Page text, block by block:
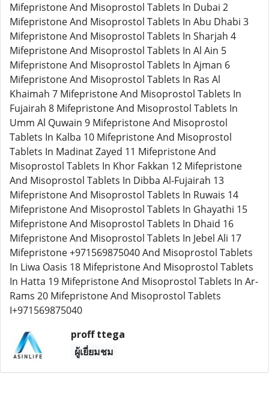
Mifepristone And Misoprostol Tablets In Dubai 2
Mifepristone And Misoprostol Tablets In Abu Dhabi 3
Mifepristone And Misoprostol Tablets In Sharjah 4
Mifepristone And Misoprostol Tablets In Al Ain 5
Mifepristone And Misoprostol Tablets In Ajman 6
Mifepristone And Misoprostol Tablets In Ras Al
Khaimah 7 Mifepristone And Misoprostol Tablets In
Fujairah 8 Mifepristone And Misoprostol Tablets In
Umm Al Quwain 9 Mifepristone And Misoprostol
Tablets In Kalba 10 Mifepristone And Misoprostol
Tablets In Madinat Zayed 11 Mifepristone And
Misoprostol Tablets In Khor Fakkan 12 Mifepristone
And Misoprostol Tablets In Dibba Al-Fujairah 13
Mifepristone And Misoprostol Tablets In Ruwais 14
Mifepristone And Misoprostol Tablets In Ghayathi 15
Mifepristone And Misoprostol Tablets In Dhaid 16
Mifepristone And Misoprostol Tablets In Jebel Ali 17
Mifepristone +971569875040 And Misoprostol Tablets
In Liwa Oasis 18 Mifepristone And Misoprostol Tablets
In Hatta 19 Mifepristone And Misoprostol Tablets In Ar-
Rams 20 Mifepristone And Misoprostol Tablets
I+971569875040
proff ttega
ผู้เยี่ยมชม